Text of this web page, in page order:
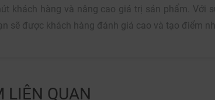
khách hàng và nâng cao giá trị sản phẩm. Với
sẽ được khách hàng đánh giá cao và tạo điểm
LIÊN QUAN